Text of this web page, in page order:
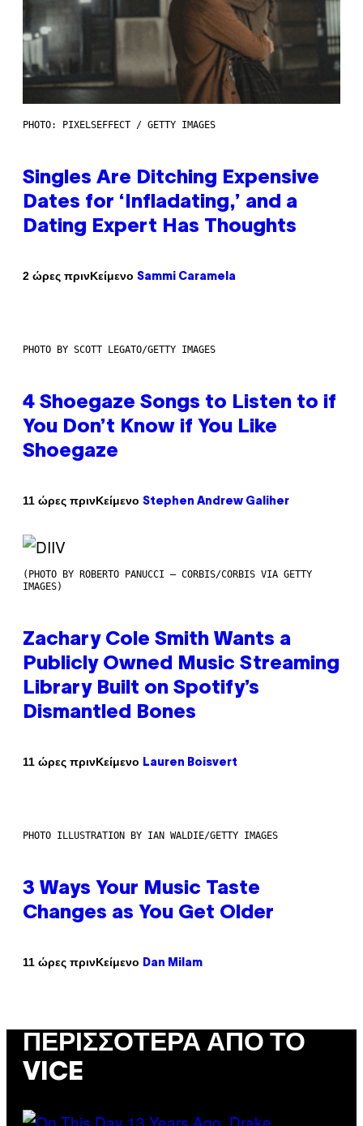
PHOTO: PIXELSEFFECT / GETTY IMAGES
Singles Are Ditching Expensive
Dates for ‘Infladating,’ and a
Dating Expert Has Thoughts
2 ώρες πρινΚείμενο Sammi Caramela
PHOTO BY SCOTT LEGATO/GETTY IMAGES
4 Shoegaze Songs to Listen to if
You Don’t Know if You Like
Shoegaze
11 ώρες πρινΚείμενο Stephen Andrew Galiher
(PHOTO BY ROBERTO PANUCCI – CORBIS/CORBIS VIA GETTY
IMAGES)
Zachary Cole Smith Wants a
Publicly Owned Music Streaming
Library Built on Spotify’s
Dismantled Bones
11 ώρες πρινΚείμενο Lauren Boisvert
PHOTO ILLUSTRATION BY IAN WALDIE/GETTY IMAGES
3 Ways Your Music Taste
Changes as You Get Older
11 ώρες πρινΚείμενο Dan Milam
ΠΕΡΙΣΣΌΤΕΡΑ ΑΠΌ ΤΟ
VICE